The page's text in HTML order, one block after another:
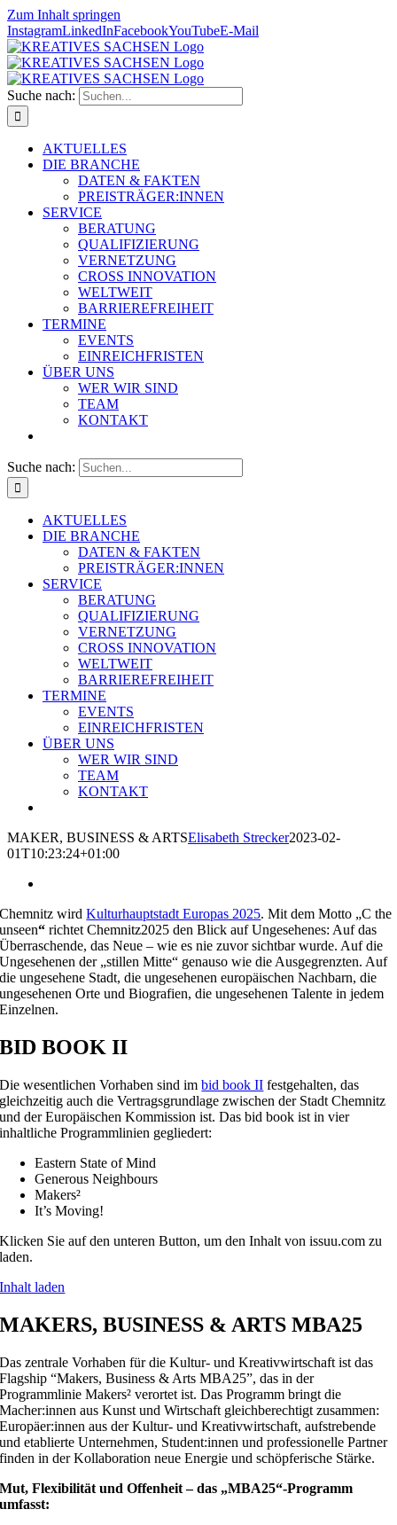
Zum Inhalt springen
InstagramLinkedInFacebookYouTubeE-Mail
Suche nach:
AKTUELLES
DIE BRANCHE
DATEN & FAKTEN
PREISTRÄGER:INNEN
SERVICE
BERATUNG
QUALIFIZIERUNG
VERNETZUNG
CROSS INNOVATION
WELTWEIT
BARRIEREFREIHEIT
TERMINE
EVENTS
EINREICHFRISTEN
ÜBER UNS
WER WIR SIND
TEAM
KONTAKT
Suche nach:
AKTUELLES
DIE BRANCHE
DATEN & FAKTEN
PREISTRÄGER:INNEN
SERVICE
BERATUNG
QUALIFIZIERUNG
VERNETZUNG
CROSS INNOVATION
WELTWEIT
BARRIEREFREIHEIT
TERMINE
EVENTS
EINREICHFRISTEN
ÜBER UNS
WER WIR SIND
TEAM
KONTAKT
MAKER, BUSINESS & ARTSElisabeth Strecker2023-02-
01T10:23:24+01:00
Chemnitz wirdKulturhauptstadt Europas 2025. Mit dem Motto „C the
unseen“ richtet Chemnitz2025 den Blick auf Ungesehenes: Auf das
Überraschende, das Neue – wie es nie zuvor sichtbar wurde. Auf die
Ungesehenen der „stillen Mitte“ genauso wie die Ausgegrenzten. Auf
die ungesehene Stadt, die ungesehenen europäischen Nachbarn, die
ungesehenen Orte und Biografien, die ungesehenen Talente in jedem
Einzelnen.
BID BOOK II
Die wesentlichen Vorhaben sind imbid book II festgehalten, das
gleichzeitig auch die Vertragsgrundlage zwischen der Stadt Chemnitz
und der Europäischen Kommission ist. Das bid book ist in vier
inhaltliche Programmlinien gegliedert:
Eastern State of Mind
Generous Neighbours
Makers²
It’s Moving!
Klicken Sie auf den unteren Button, um den Inhalt von issuu.com zu
laden.
Inhalt laden
MAKERS, BUSINESS & ARTS MBA25
Das zentrale Vorhaben für die Kultur- und Kreativwirtschaft ist das
Flagship “Makers, Business & Arts MBA25”, das in der
Programmlinie Makers² verortet ist. Das Programm bringt die
Macher:innen aus Kunst und Wirtschaft gleichberechtigt zusammen:
Europäer:innen aus der Kultur- und Kreativwirtschaft, aufstrebende
und etablierte Unternehmen, Student:innen und professionelle Partner
finden in der Kollaboration neue Energie und schöpferische Stärke.
Mut, Flexibilität und Offenheit – das „MBA25“-Programm
umfasst: